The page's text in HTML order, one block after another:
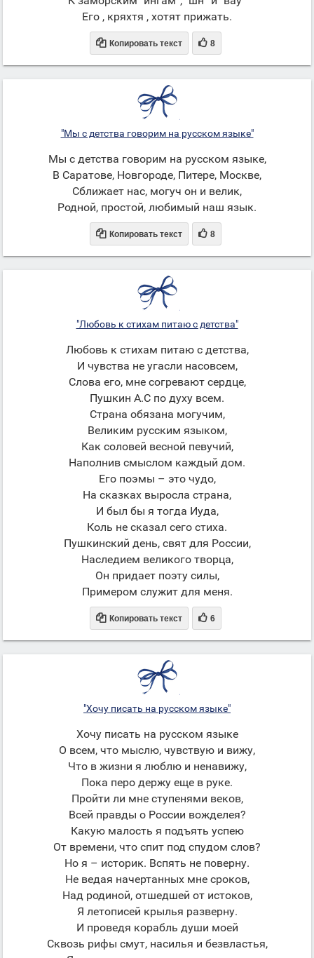
Его , кряхтя , хотят прижать.
 Копировать текст  8
"Мы с детства говорим на русском языке"
Мы с детства говорим на русском языке,
В Саратове, Новгороде, Питере, Москве,
Сближает нас, могуч он и велик,
Родной, простой, любимый наш язык.
 Копировать текст  8
"Любовь к стихам питаю с детства"
Любовь к стихам питаю с детства,
И чувства не угасли насовсем,
Слова его, мне согревают сердце,
Пушкин А.С по духу всем.
Страна обязана могучим,
Великим русским языком,
Как соловей весной певучий,
Наполнив смыслом каждый дом.
Его поэмы – это чудо,
На сказках выросла страна,
И был бы я тогда Иуда,
Коль не сказал сего стиха.
Пушкинский день, свят для России,
Наследием великого творца,
Он придает поэту силы,
Примером служит для меня.
 Копировать текст  6
"Хочу писать на русском языке"
Хочу писать на русском языке
О всем, что мыслю, чувствую и вижу,
Что в жизни я люблю и ненавижу,
Пока перо держу еще в руке.
Пройти ли мне ступенями веков,
Всей правды о России вожделея?
Какую малость я подъять успею
От времени, что спит под спудом слов?
Но я – историк. Вспять не поверну.
Не ведая начертанных мне сроков,
Над родиной, отшедшей от истоков,
Я летописей крылья разверну.
И проведя корабль души моей
Сквозь рифы смут, насилья и безвластья,